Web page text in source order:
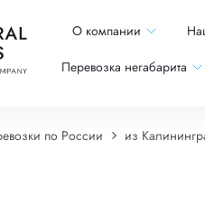
О компании
Перевозка негабарита
по России из